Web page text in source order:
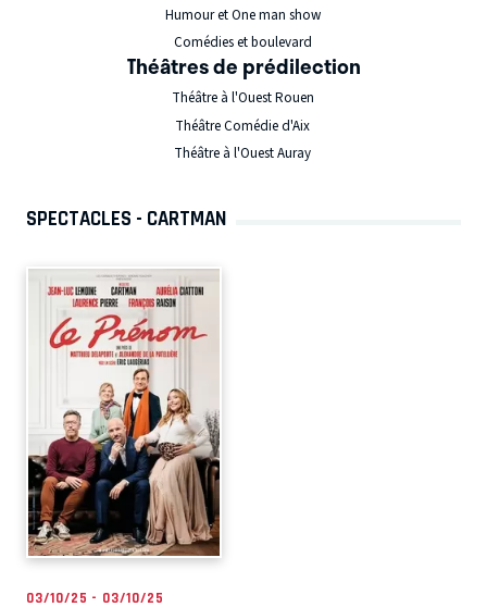
Humour et One man show
Comédies et boulevard
Théâtres de prédilection
Théâtre à l'Ouest Rouen
Théâtre Comédie d'Aix
Théâtre à l'Ouest Auray
SPECTACLES - CARTMAN
03/10/25 - 03/10/25